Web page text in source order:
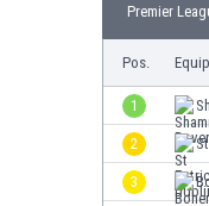
Premier
Pos.
1
2
3